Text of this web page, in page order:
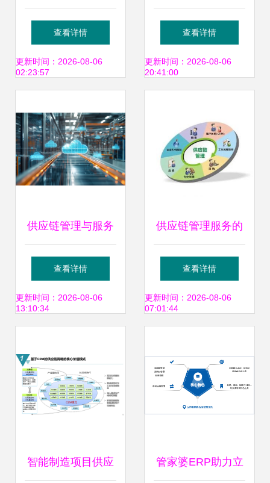
供应链数字化升级
研究报告 供应链管
查看详情
更新时间：2026-08-06
02:23:57
管理服务行业市场
现状及发展前景调
增长期
查看详情
更新时间：2026-08-06
20:41:00
供应链管理与服务
现代化运营的核心
驱动力
查看详情
更新时间：2026-08-06
13:10:34
供应链管理服务的
价值与优化路径
查看详情
更新时间：2026-08-06
07:01:44
智能制造项目供应 管家婆ERP助力立